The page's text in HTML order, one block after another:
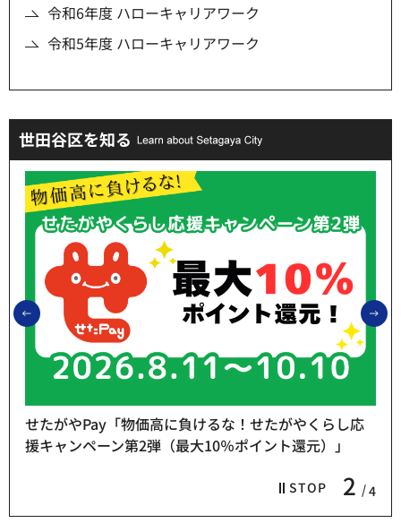
令和6年度 ハローキャリアワーク
令和5年度 ハローキャリアワーク
世田谷区を知る
前のスライドを表示
STOP 2 4
せたがやPay「物価高に負けるな！せたがやくらし応
援キャンペーン第2弾（最大10％ポイント還元）」